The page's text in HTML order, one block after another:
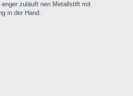
zuläuft nen Metallstift mit
in der Hand.